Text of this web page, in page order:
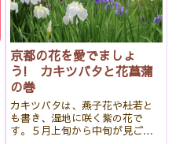
京都の花を愛でましょ
う! カキツバタと花菖蒲
の巻
カキツバタは、燕子花や杜若と
も書き、湿地に咲く紫の花で
す。５月上旬から中旬が見ごろ